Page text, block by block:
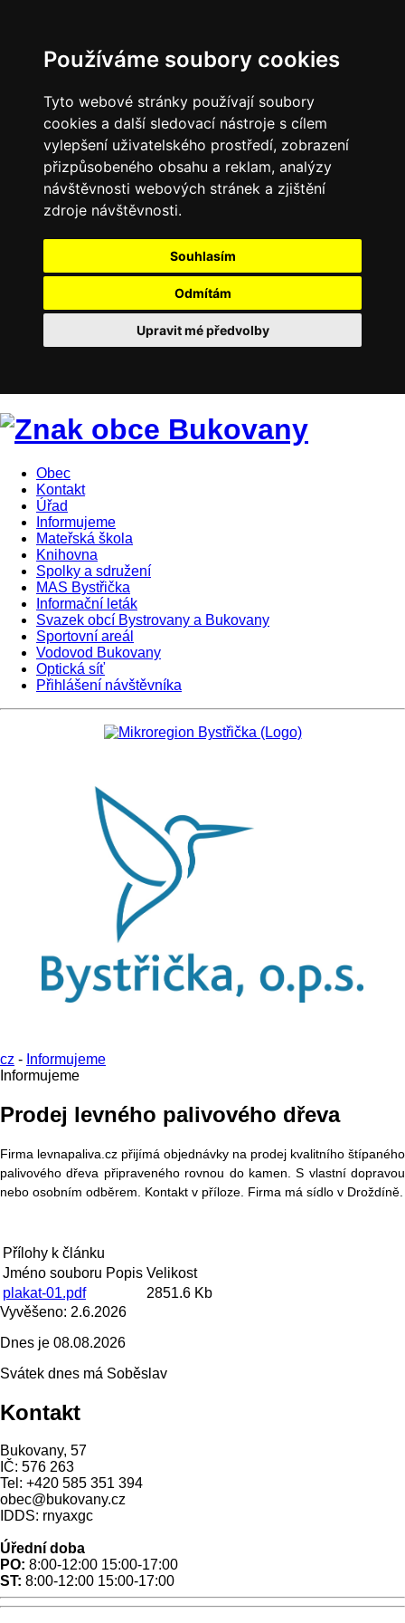
Používáme soubory cookies
Tyto webové stránky používají soubory
cookies a další sledovací nástroje s cílem
vylepšení uživatelského prostředí, zobrazení
přizpůsobeného obsahu a reklam, analýzy
návštěvnosti webových stránek a zjištění
zdroje návštěvnosti.
Souhlasím
Odmítám
Upravit mé předvolby
Obec
Kontakt
Úřad
Informujeme
Mateřská škola
Knihovna
Spolky a sdružení
MAS Bystřička
Informační leták
Svazek obcí Bystrovany a Bukovany
Sportovní areál
Vodovod Bukovany
Optická síť
Přihlášení návštěvníka
cz - Informujeme
Informujeme
Prodej levného palivového dřeva
Firma levnapaliva.cz přijímá objednávky na prodej kvalitního štípaného
palivového dřeva připraveného rovnou do kamen.S vlastní dopravou
nebo osobním odběrem. Kontakt v příloze. Firma má sídlo v Droždíně.
Přílohy k článku
Jméno souboru Popis Velikost
plakat-01.pdf
2851.6 Kb
Vyvěšeno: 2.6.2026
Dnes je 08.08.2026
Svátek dnes má Soběslav
Kontakt
Bukovany, 57
IČ: 576 263
Tel: +420 585 351 394
obec@bukovany.cz
IDDS: rnyaxgc
Úřední doba
PO: 8:00-12:00 15:00-17:00
ST: 8:00-12:00 15:00-17:00